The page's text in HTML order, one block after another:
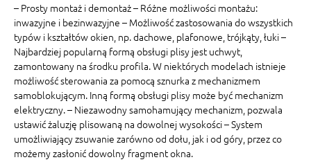
– Prosty montaż i demontaż – Różne możliwości montażu:
inwazyjne i bezinwazyjne – Możliwość zastosowania do wszystkich
typów i kształtów okien, np. dachowe, plafonowe, trójkąty, łuki –
Najbardziej popularną formą obsługi plisy jest uchwyt,
zamontowany na środku profila. W niektórych modelach istnieje
możliwość sterowania za pomocą sznurka z mechanizmem
samoblokującym. Inną formą obsługi plisy może być mechanizm
elektryczny. – Niezawodny samohamujący mechanizm, pozwala
ustawić żaluzję plisowaną na dowolnej wysokości – System
umożliwiający zsuwanie zarówno od dołu, jak i od góry, przez co
możemy zasłonić dowolny fragment okna.